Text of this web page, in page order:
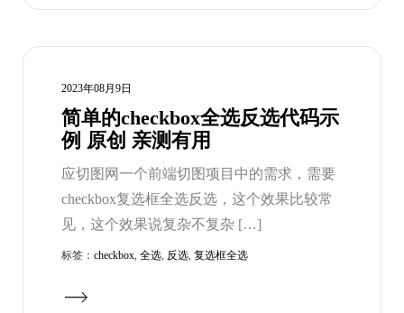
2023年08月9日
简单的checkbox全选反选代码示
例 原创 亲测有用
应切图网一个前端切图项目中的需求，需要
checkbox复选框全选反选，这个效果比较常
见，这个效果说复杂不复杂 […]
标签： checkbox, 全选, 反选, 复选框全选